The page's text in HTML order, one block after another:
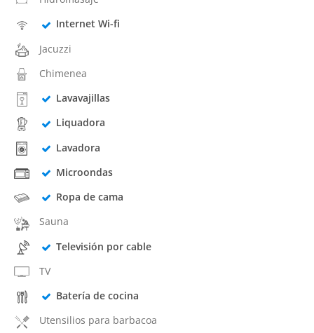
Internet Wi-fi
Jacuzzi
Chimenea
Lavavajillas
Liquadora
Lavadora
Microondas
Ropa de cama
Sauna
Televisión por cable
TV
Batería de cocina
Utensilios para barbacoa